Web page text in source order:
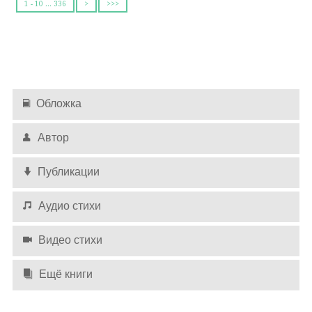
1 - 10 ... 336 > >>>
Обложка
Автор
Публикации
Аудио стихи
Видео стихи
Ещё книги